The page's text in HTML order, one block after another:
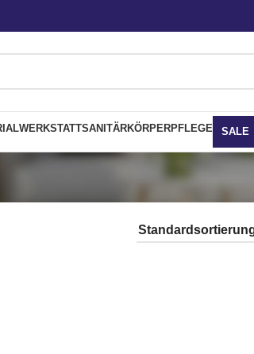
WERKSTATTSANITÄRKÖRPERPFLEGE SALE